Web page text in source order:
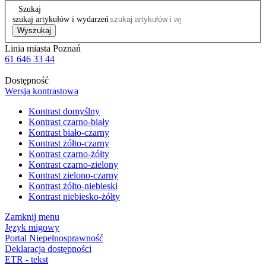
Szukaj
szukaj artykułów i wydarzeń
Wyszukaj
Linia miasta Poznań
61 646 33 44
Dostępność
Wersja kontrastowa
Kontrast domyślny
Kontrast czarno-biały
Kontrast biało-czarny
Kontrast żółto-czarny
Kontrast czarno-żółty
Kontrast czarno-zielony
Kontrast zielono-czarny
Kontrast żółto-niebieski
Kontrast niebiesko-żółty
Zamknij menu
Język migowy
Portal Niepełnosprawność
Deklaracja dostępności
ETR - tekst